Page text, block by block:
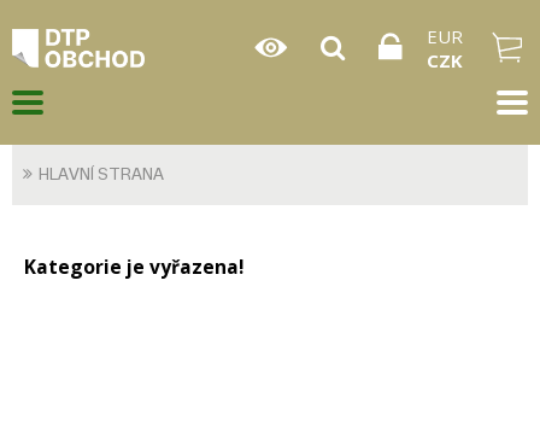
EUR
CZK
HLAVNÍ STRANA
Kategorie je vyřazena!